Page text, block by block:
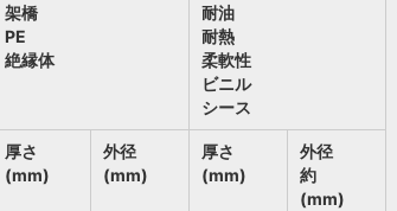
架橋
PE
絶縁体
耐油
耐熱
柔軟性
ビニル
シース
厚さ
(mm)
外径
(mm)
厚さ
(mm)
外径
約
(mm)